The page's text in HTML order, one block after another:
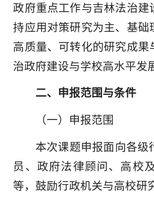
政府重点工作与吉林法治建
持应用对策研究为主、基础
高质量、可转化的研究成果
治政府建设与学校高水平发
二、申报范围与条件
（一）申报范围
本次课题申报面向各级
员、政府法律顾问、高校
等，鼓励行政机关与高校研